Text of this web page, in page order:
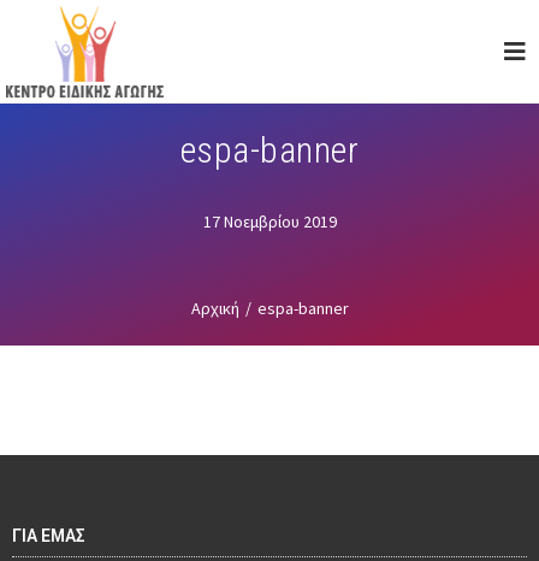
content
espa-banner
17 Νοεμβρίου 2019
Αρχική / espa-banner
ΓΙΑ ΕΜΑΣ